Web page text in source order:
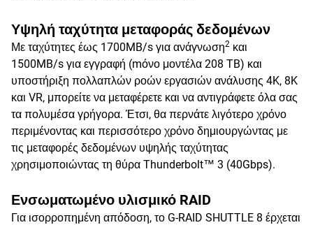
Υψηλή ταχύτητα μεταφοράς δεδομένων
Με ταχύτητες έως 1700MB/s για ανάγνωση2 και
1500MB/s για εγγραφή (mόνο μοντέλα 208 TB) και
υποστήριξη πολλαπλών ροών εργασιών ανάλυσης 4K, 8K
και VR, μπορείτε να μεταφέρετε και να αντιγράφετε όλα σας
τα πολυμέσα γρήγορα. Έτσι, θα περνάτε λιγότερο χρόνο
περιμένοντας και περισσότερο χρόνο δημιουργώντας με
τις μεταφορές δεδομένων υψηλής ταχύτητας
χρησιμοποιώντας τη θύρα Thunderbolt™ 3 (40Gbps).
Ενσωματωμένο υλισμικό RAID
Για ισορροπημένη απόδοση, το G-RAID SHUTTLE 8 έρχεται